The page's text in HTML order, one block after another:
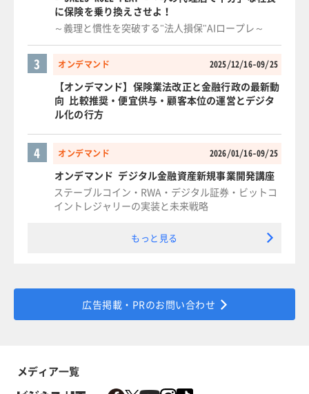
に保険を乗り換えさせよ！
～義理と慣性を突破する"法人損保"AIロープレ～
オンデマンド 2025/12/16-09/25
3
【オンデマンド】保険業法改正と金融行政の最新動
向 比較推奨・便宜供与・顧客本位の運営とデジタ
ル化の行方
オンデマンド 2026/01/16-09/25
4
オンデマンド デジタル金融資産新規事業開発講座
ステーブルコイン・RWA・デジタル証券・ビットコ
イントレジャリーの実装と未来戦略
もっと見る
広告掲載・PRのお問い合わせ
メディア一覧